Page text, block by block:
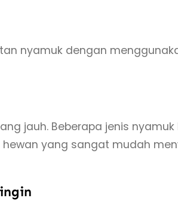
nyamuk dengan
jauh. Beberapa jenis
yang sangat mudah